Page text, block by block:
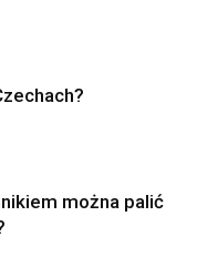
można palić